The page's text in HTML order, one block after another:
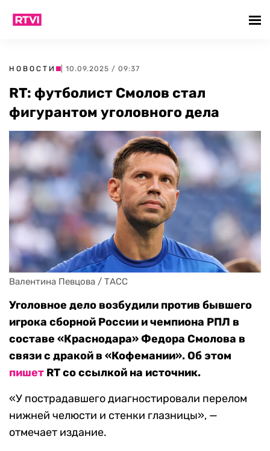
НОВОСТИ | 10.09.2025 / 09:37
RT: футболист Смолов стал
фигурантом уголовного дела
Валентина Певцова / ТАСС
Уголовное дело возбудили против бывшего
игрока сборной России и чемпиона РПЛ в
составе «Краснодара» Федора Смолова в
связи с дракой в «Кофемании». Об этом
пишет RT со ссылкой на источник.
«У пострадавшего диагностировали перелом
нижней челюсти и стенки глазницы», —
отмечает издание.